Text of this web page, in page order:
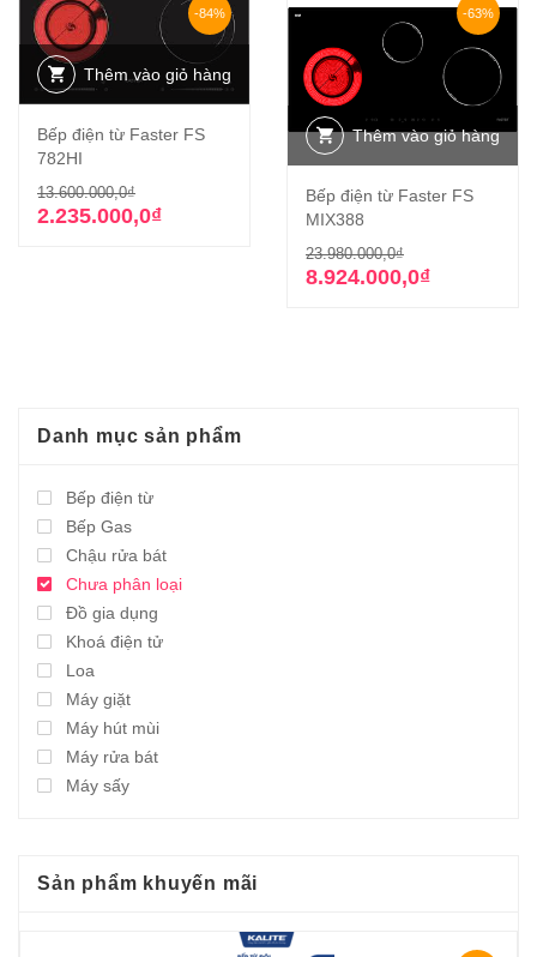
-84%
Thêm vào giỏ hàng
Bếp điện từ Faster FS
782HI
13.600.000,0₫Giá
gốc
2.235.000,0₫
Giá
hiện
-63%
Thêm vào giỏ hàng
Bếp điện từ Faster FS
MIX388
23.980.000,0₫Giá
gốc
8.924.000,0₫
Giá
hiện
Danh mục sản phẩm
Bếp điện từ
Bếp Gas
Chậu rửa bát
Chưa phân loại
Đồ gia dụng
Khoá điện tử
Loa
Máy giặt
Máy hút mùi
Máy rửa bát
Máy sấy
Sản phẩm khuyến mãi